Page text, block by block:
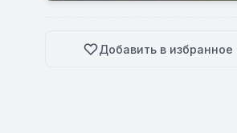
Добавить в избранное